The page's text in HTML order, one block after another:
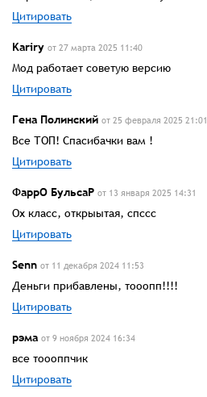
Цитировать
Karirу от 27 марта 2025 11:40
Мод работает советую версию
Цитировать
Гена Полинский от 25 февраля 2025 21:01
Все ТОП! Спасибачки вам !
Цитировать
ФаррО БульсаР от 13 января 2025 14:31
Ох класс, открыытая, спссс
Цитировать
Senn от 11 декабря 2024 11:53
Деньги прибавлены, тооопп!!!!
Цитировать
рэма от 9 ноября 2024 16:34
все тоооппчик
Цитировать